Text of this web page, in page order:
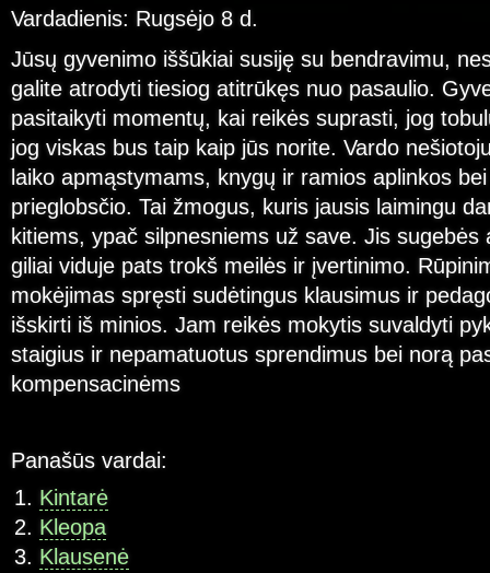
Vardadienis: Rugsėjo 8 d.
Jūsų gyvenimo iššūkiai susiję su bendravimu,
galite atrodyti tiesiog atitrūkęs nuo pasaulio.
pasitaikyti momentų, kai reikės suprasti, jog
jog viskas bus taip kaip jūs norite. Vardo
laiko apmąstymams, knygų ir ramios aplinkos
prieglobsčio. Tai žmogus, kuris jausis laimingu
kitiems, ypač silpnesniems už save. Jis sugebės
giliai viduje pats trokš meilės ir įvertinimo.
mokėjimas spręsti sudėtingus klausimus ir
išskirti iš minios. Jam reikės mokytis suvaldyti
staigius ir nepamatuotus sprendimus bei norą
kompensacinėms
Panašūs vardai:
Kintarė
Kleopa
Klausenė